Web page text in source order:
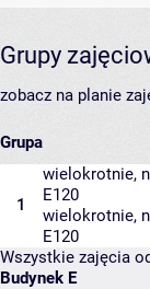
Grupy
zobacz na planie
Grupa
1
wielokrotnie,
E120
wielokrotnie,
E120
Wszystkie zajęcia
Budynek E